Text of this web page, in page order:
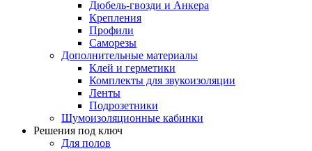
Дюбель-гвозди и Анкера
Крепления
Профили
Саморезы
Дополнительные материалы
Клей и герметики
Комплекты для звукоизоляции
Ленты
Подрозетники
Шумоизоляционные кабинки
Решения под ключ
Для полов